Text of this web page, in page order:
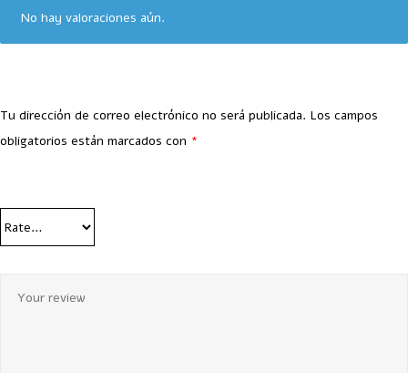
No hay valoraciones aún.
Tu dirección de correo electrónico no será publicada. Los campos
obligatorios están marcados con *